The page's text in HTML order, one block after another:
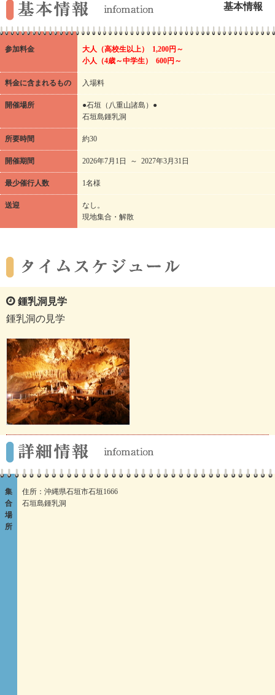
基本情報
参加料金
大人（高校生以上） 1,200円～
小人（4歳～中学生） 600円～
料金に含まれるもの 入場料
開催場所
●石垣（八重山諸島）●
石垣島鍾乳洞
所要時間 約30
開催期間 2026年7月1日 ～ 2027年3月31日
最少催行人数 1名様
送迎
なし。
現地集合・解散
鍾乳洞見学
鍾乳洞の見学
集
合
場
所
住所：沖縄県石垣市石垣1666
石垣島鍾乳洞